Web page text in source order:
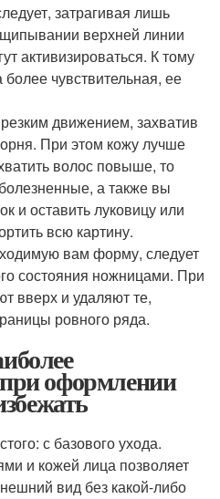
затрагивая лишь
верхней линии
активизироваться. К тому
чувствительная, ее
движением, захватив
При этом кожу лучше
волос повыше, то
а также вы
и оставить луковицу или
всю картину.
вам форму, следует
состояния ножницами. При
вверх и удаляют те,
ровного ряда.
оформлении
с базового ухода.
и кожей лица позволяет
вид без какой-либо